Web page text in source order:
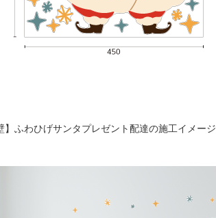
】ふわひげサンタプレゼント配達の施工イメージ